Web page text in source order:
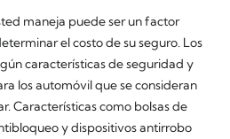
maneja puede ser un factor
el costo de su seguro. Los
características de seguridad y
los automóvil que se consideran
Características como bolsas de
y dispositivos antirrobo